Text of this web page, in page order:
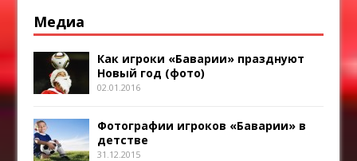
Медиа
Как игроки «Баварии» празднуют
Новый год (фото)
02.01.2016
Фотографии игроков «Баварии» в
детстве
31.12.2015